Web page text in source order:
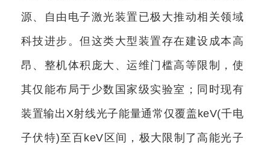
源、自由电子激光装置已极大推动相关领域
科技进步。但这类大型装置存在建设成本高
昂、整机体积庞大、运维门槛高等限制，使
其仅能布局于少数国家级实验室；同时现有
装置输出X射线光子能量通常仅覆盖keV(千电
子伏特)至百keV区间，极大限制了高能光子